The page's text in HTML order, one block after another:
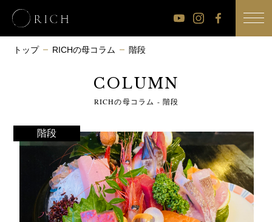
チ
ャ
ネ
ル
トップ RICHの母コラム 階段
COLUMN
RICHの母コラム - 階段
階段